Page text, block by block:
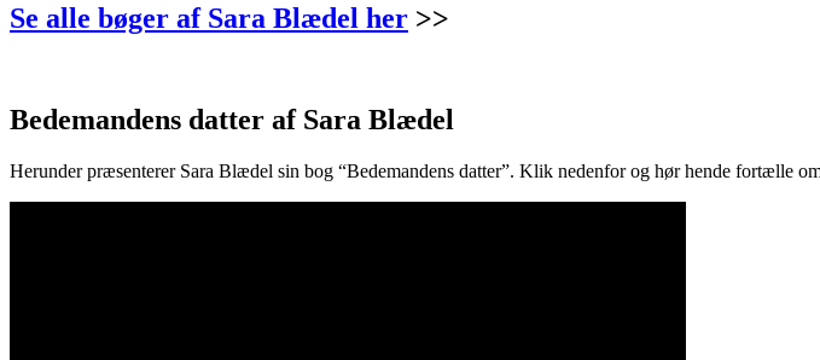
Se alle bøger af Sara Blædel her >>
Bedemandens datter af Sara Blædel
Herunder præsenterer Sara Blædel sin bog “Bedemandens datter”. Klik nedenfor og hør hende fortælle